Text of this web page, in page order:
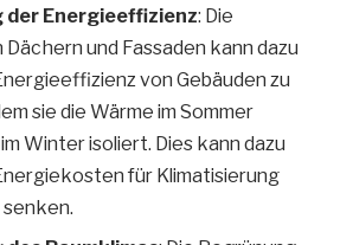
der Energieeffizienz: Die
und Fassaden kann dazu
von Gebäuden zu
sie die Wärme im Sommer
Winter isoliert. Dies kann dazu
für Klimatisierung
senken.